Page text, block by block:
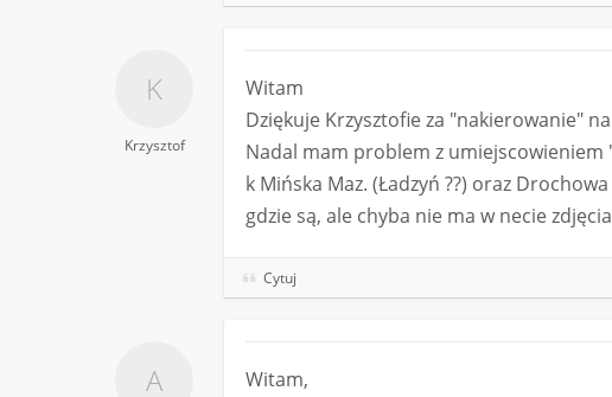
Krzysztof
Witam
Dziękuje Krzysztofie za "nakierowanie"
Nadal mam problem z umiejscowieniem
k Mińska Maz. (Ładzyń ??) oraz
gdzie są, ale chyba nie ma w necie
Cytuj
Witam,